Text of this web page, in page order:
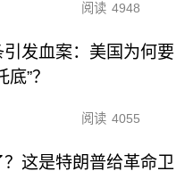
阅读 4948
发血案：美国为何要
”？
阅读 4055
这是特朗普给革命卫